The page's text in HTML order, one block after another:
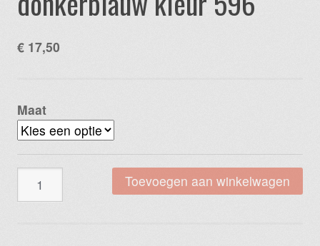
€ 17,50
Maat
Toevoegen aan winkelwagen